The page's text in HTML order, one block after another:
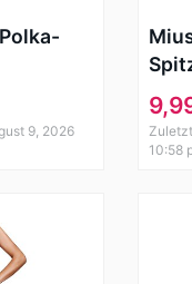
9, 2026
10:58